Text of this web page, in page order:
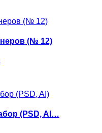
(№ 12)
(PSD, AI…